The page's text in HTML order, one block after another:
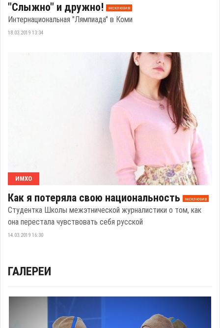
"Слыжно" и дружно! эксклюзив
Интернациональная "Лямпиада" в Коми
18.03.2019 13:34
ИМХО
Как я потеряла свою национальность эксклюзив
Студентка Школы межэтнической журналистики о том, как
она перестала чувствовать себя русской
14.03.2019 16:30
ГАЛЕРЕИ